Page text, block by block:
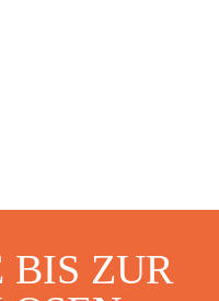
BIS ZUR